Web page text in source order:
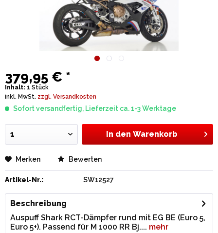
379,95 € *
Inhalt: 1 Stück
inkl. MwSt. zzgl. Versandkosten
Sofort versandfertig, Lieferzeit ca. 1-3 Werktage
In den Warenkorb
Merken Bewerten
Artikel-Nr.: SW12527
Beschreibung
Auspuff Shark RCT-Dämpfer rund mit EG BE (Euro 5,
Euro 5+). Passend für M 1000 RR Bj.... mehr